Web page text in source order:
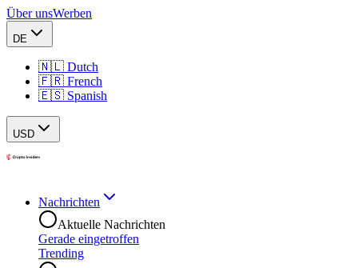
Über unsWerben
DE
🇳🇱 Dutch
🇫🇷 French
🇪🇸 Spanish
USD
Nachrichten
Aktuelle Nachrichten
Gerade eingetroffen
Trending